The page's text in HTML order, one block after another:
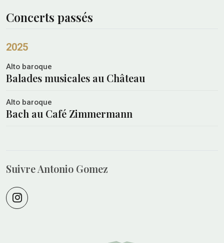
Concerts passés
2025
Balades musicales au Château
Alto baroque
Bach au Café Zimmermann
Alto baroque
Suivre Antonio Gomez